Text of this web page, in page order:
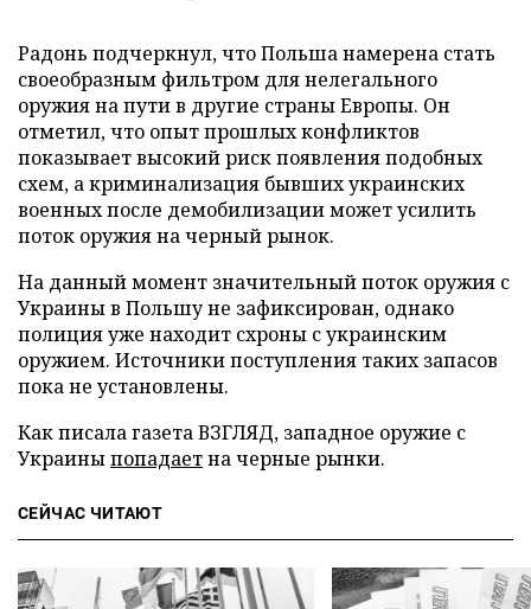
Радонь подчеркнул, что Польша намерена стать
своеобразным фильтром для нелегального
оружия на пути в другие страны Европы. Он
отметил, что опыт прошлых конфликтов
показывает высокий риск появления подобных
схем, а криминализация бывших украинских
военных после демобилизации может усилить
поток оружия на черный рынок.
На данный момент значительный поток оружия с
Украины в Польшу не зафиксирован, однако
полиция уже находит схроны с украинским
оружием. Источники поступления таких запасов
пока не установлены.
Как писала газета ВЗГЛЯД, западное оружие с
Украиныпопадаетна черные рынки.
СЕЙЧАС ЧИТАЮТ